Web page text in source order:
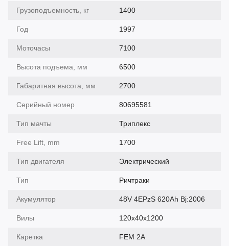
Грузоподъемность, кг 1400
Год 1997
Моточасы 7100
Высота подъема, мм 6500
Габаритная высота, мм 2700
Серийный номер 80695581
Тип мачты Триплекс
Free Lift, mm 1700
Тип двигателя Электрический
Тип Ричтраки
Акумулятор 48V 4EPzS 620Ah Bj:2006
Вилы 120x40x1200
Каретка FEM 2A